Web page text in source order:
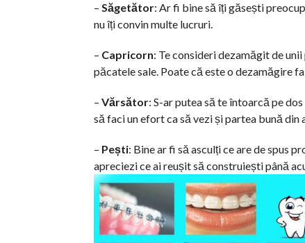
– Săgetător: Ar fi bine să îți găsești
nu îți convin multe lucruri.
– Capricorn: Te consideri dezamăgit de
păcatele sale. Poate că este o dezamăgire
– Vărsător: S-ar putea să te întoarcă pe
să faci un efort ca să vezi și partea bună din
– Pești: Bine ar fi să asculți ce are de spus
apreciezi ce ai reușit să construiești până